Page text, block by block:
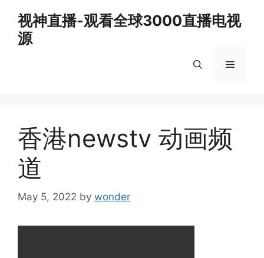
content
视神直播-观看全球3000直播电视
源
Menu
香港newstv 动画频
道
May 5, 2022 by wonder